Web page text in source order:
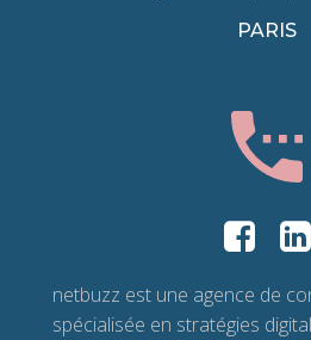
PARIS
netbuzz est une agence de
spécialisée en stratégies